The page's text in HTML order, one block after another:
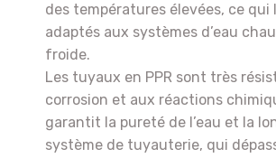
des températures élevées, ce qui
adaptés aux systèmes d’eau
froide.
Les tuyaux en PPR sont très
corrosion et aux réactions
garantit la pureté de l’eau et la
système de tuyauterie, qui